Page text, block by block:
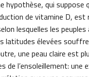
hypothèse, qui suppose
de vitamine D, est
lesquelles les peuples
latitudes élevées
une peau claire est
l’ensoleillement: une